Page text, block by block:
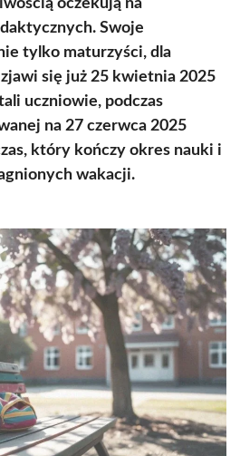
oczekują na
Swoje
tylko maturzyści, dla
się już 25 kwietnia 2025
uczniowie, podczas
na 27 czerwca 2025
który kończy okres nauki i
wakacji.